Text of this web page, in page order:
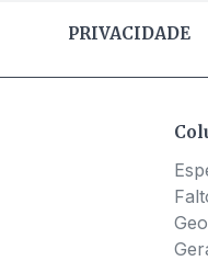
PRIVACIDADE